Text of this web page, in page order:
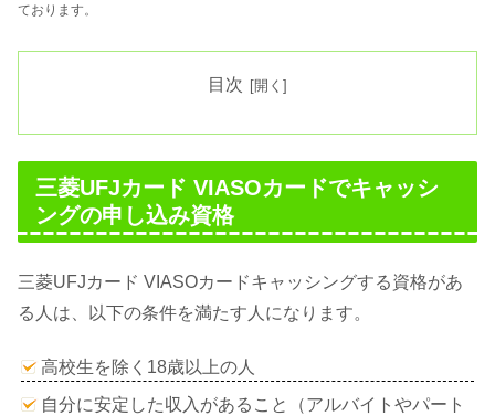
ております。
目次
三菱UFJカード VIASOカードでキャッシ
ングの申し込み資格
三菱UFJカード VIASOカードキャッシングする資格があ
る人は、以下の条件を満たす人になります。
高校生を除く18歳以上の人
自分に安定した収入があること（アルバイトやパート